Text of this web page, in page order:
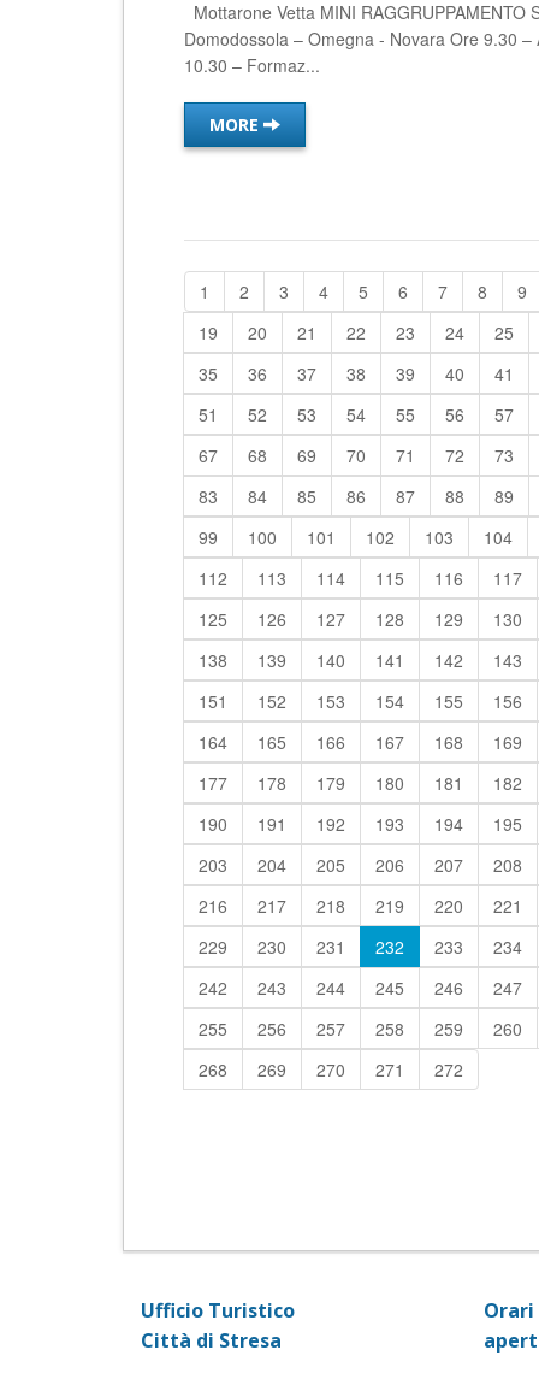
Mottarone Vetta MINI
Domodossola – Omegna - Novara Ore 9.30
10.30 – Formaz...
MORE
1 2 3 4 5 6 7 8 9
19
20 21 22 23 24 25
35
36 37 38 39 40 41
51
52 53 54 55 56 57
67
68 69 70 71 72 73
83
84 85 86 87 88 89
99
100 101 102 103 104
112
113 114 115 116 117
125
126 127 128 129 130
138
139 140 141 142 143
151
152 153 154 155 156
164
165 166 167 168 169
177
178 179 180 181 182
190
191 192 193 194 195
203
204 205 206 207 208
216
217 218 219 220 221
229
230 231 232 233 234
242
243 244 245 246 247
255
256 257 258 259 260
268
269 270 271 272
Ufficio Turistico
Città di Stresa
Orari